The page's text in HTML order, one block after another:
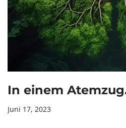
In einem
Juni 17, 2023